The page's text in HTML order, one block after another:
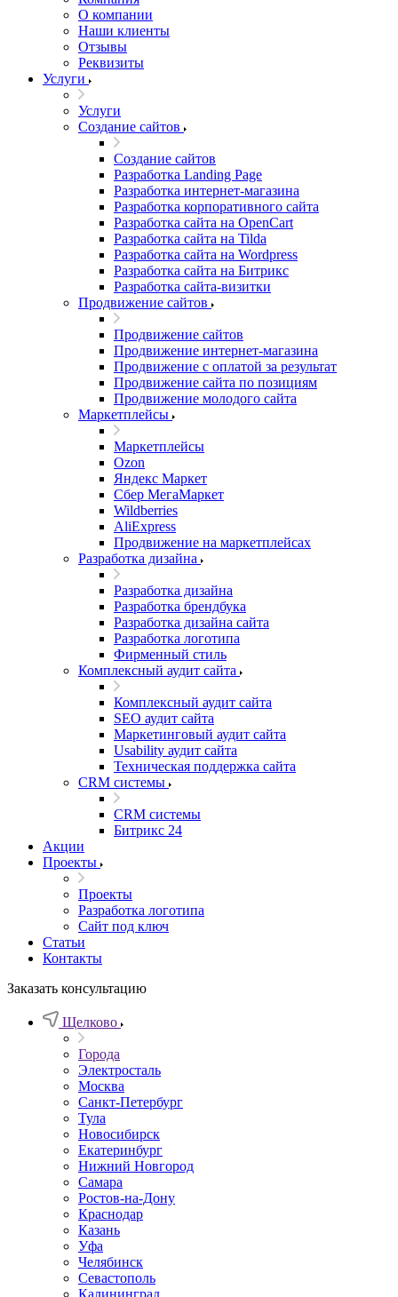
О компании
Наши клиенты
Отзывы
Реквизиты
Услуги
Услуги
Создание сайтов
Создание сайтов
Разработка Landing Page
Разработка интернет-магазина
Разработка корпоративного сайта
Разработка сайта на OpenCart
Разработка сайта на Tilda
Разработка сайта на Wordpress
Разработка сайта на Битрикс
Разработка сайта-визитки
Продвижение сайтов
Продвижение сайтов
Продвижение интернет-магазина
Продвижение с оплатой за результат
Продвижение сайта по позициям
Продвижение молодого сайта
Маркетплейсы
Маркетплейсы
Ozon
Яндекс Маркет
Сбер МегаМаркет
Wildberries
AliExpress
Продвижение на маркетплейсах
Разработка дизайна
Разработка дизайна
Разработка брендбука
Разработка дизайна сайта
Разработка логотипа
Фирменный стиль
Комплексный аудит сайта
Комплексный аудит сайта
SEO аудит сайта
Маркетинговый аудит сайта
Usability аудит сайта
Техническая поддержка сайта
CRM системы
CRM системы
Битрикс 24
Акции
Проекты
Проекты
Разработка логотипа
Сайт под ключ
Статьи
Контакты
Заказать консультацию
Щелково
Города
Электросталь
Москва
Санкт-Петербург
Тула
Новосибирск
Екатеринбург
Нижний Новгород
Самара
Ростов-на-Дону
Краснодар
Казань
Уфа
Челябинск
Севастополь
Калининград